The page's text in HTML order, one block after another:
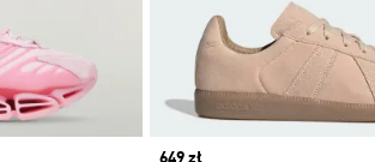
Price
649 zł